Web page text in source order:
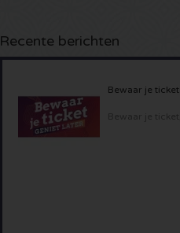
Recente berichten
Bewaar je ticket